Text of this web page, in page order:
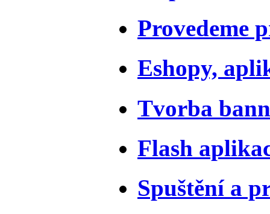
Provedeme
Eshopy,
Tvorba
Flash
Spuštění a